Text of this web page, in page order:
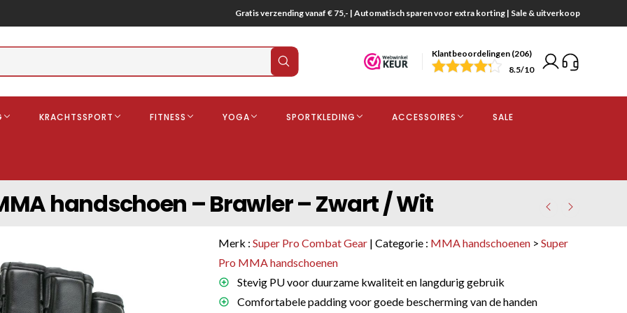
Gratis verzending vanaf € 75,- | Automatisch sparen voor extra korting | Sale & uitverkoop
Klantbeoordelingen (206)
8.5/10
Gebitsbescherming
KRACHTSSPORT FITNESS YOGA SPORTKLEDING ACCESSOIRES SALE
handschoen – Brawler – Zwart / Wit
Merk :Super Pro Combat Gear | Categorie : MMA handschoenen >Super
Pro MMA handschoenen
Stevig PU voor duurzame kwaliteit en langdurig gebruik
Comfortabele padding voor goede bescherming van de handen